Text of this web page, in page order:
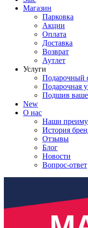
Магазин
Парковка
Акции
Оплата
Доставка
Возврат
Аутлет
Услуги
Подарочный
Подарочная
Подшив
New
О нас
Наши
История
Отзывы
Блог
Новости
Вопрос-ответ